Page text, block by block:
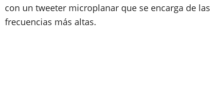
con un tweeter microplanar que se encarga de las
frecuencias más altas.